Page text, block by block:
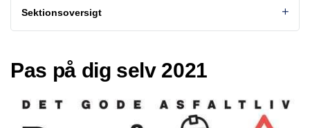
Sektionsoversigt
Pas på dig selv 2021